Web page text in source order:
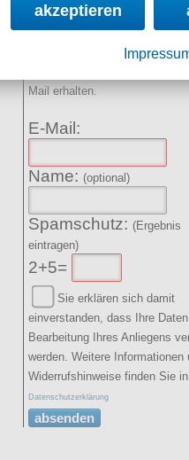
NEWSLETTER
Mail erhalten.
E-Mail:
Name: (optional)
Spamschutz: (Ergebnis
eintragen)
2+5=
Sie erklären sich damit
einverstanden, dass Ihre
Bearbeitung Ihres Anliegens
werden. Weitere Informationen
Widerrufshinweise finden Sie
Datenschutzerklärung
absenden
akzeptieren